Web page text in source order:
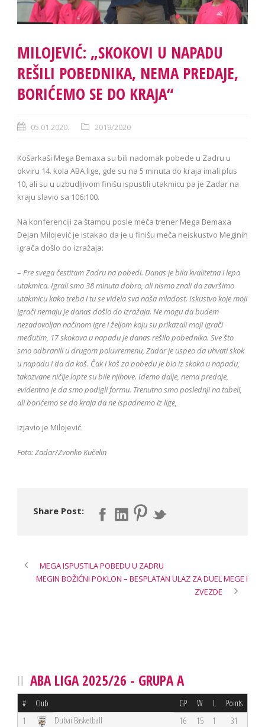
MILOJEVIĆ: „SKOKOVI U NAPADU
REŠILI POBEDNIKA, NEMA PREDAJE,
BORIĆEMO SE DO KRAJA“
05.01.2020. 2019/2020
Košarkaši Mega Bemaxa su bili nadomak pobede u Zadru u
okviru 14. kola ABA lige, gde su na 5 minuta do kraja imali plus
10, ali su u uzbudljivom finišu ispustili utakmicu pa je Zadar na
kraju slavio sa 106:100.
Na konferenciji za štampu posle meča trener Mega Bemaxa
Dejan Milojević je istakao da je u finišu meča neiskustvo Meginih
igrača došlo do izražaja:
– Pre svega čestitam Zadru na pobedi. Danas je bila kvalitetna i lepa
utakmica. Igrali smo 38 minuta dobro, ali nismo znali da završimo
utakmicu kako treba i tu se videla sva naša mladost. Iskustvo koje moji
igrači nemaju je danas došlo do izražaja. Ne mogu da budem
nezadovoljan načinom igre i željom koju su prikazali moji igrači
međutim, 17 skokova u napadu je danas rešilo pobednika. Sve što
smo odbranili u drugom poluvremenu, Zadar je uspeo da uhvati skok
u napadu i da da koš. Čak i koš za pobedu je bio iz skoka u napadu,
takozvane ničije lopte su bile njihove. Idemo dalje, nema predaje,
evidentno je da smo podigli formu. Trenutno smo poslednji na tabeli,
ali borićemo se do kraja da ne ispadnemo iz lige,
izjavio je Milojević.
Foto: Zadar/Zvonko Kučelin
Share Post:
MEGA ISPUSTILA POBEDU U ZADRU
MEGIN BOŽIĆNI POKLON – BESPLATAN ULAZ ZA DUEL MEGE I
ZVEZDE
ABA LIGA 2025/26 - GRUPA A
# Club GP W L Points
1 Dubai Basketball 16 15 1
31